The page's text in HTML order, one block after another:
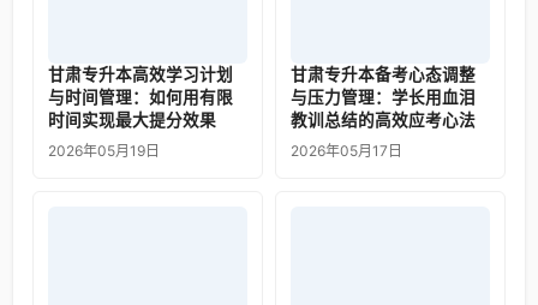
甘肃专升本高效学习计划
与时间管理：如何用有限
时间实现最大提分效果
2026年05月19日
甘肃专升本备考心态调整
与压力管理：学长用血泪
教训总结的高效应考心法
2026年05月17日